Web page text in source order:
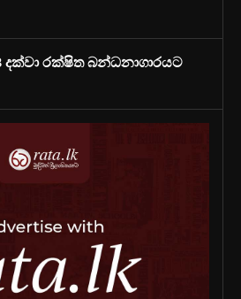
රක්ෂිත බන්ධනාගාරයට